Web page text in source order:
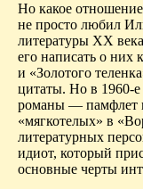
Но какое
не просто любил
литературы ХХ
его написать о них
и «Золотого
цитаты. Но в 1960-
романы — памфлет
«мягкотелых» в
литературных
идиот, который
основные черты